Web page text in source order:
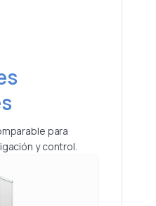
para
y control.